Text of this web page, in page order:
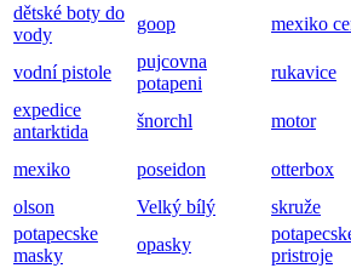
dětské boty do
vody
goop mexiko
vodní pistole
pujcovna
potapeni
rukavice
expedice
antarktida
šnorchl motor
mexiko poseidon otterbox
olson
Velký bílý skruže
potapecske
masky
opasky
pristroje